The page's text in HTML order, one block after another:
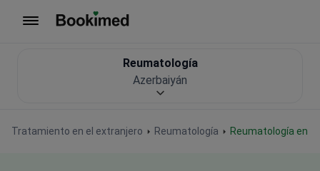
Tratamiento en el extranjero Reumatología Reumatología en
Reumatología
Azerbaiyán